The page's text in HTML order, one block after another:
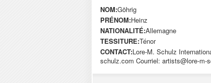
NOM:Göhrig
PRÉNOM:Heinz
NATIONALITÉ:Allemagne
TESSITURE:Ténor
CONTACT:Lore-M. Schulz
schulz.com Courriel: artists@lore-m-